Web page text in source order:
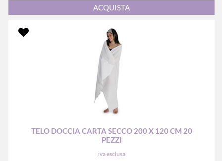
Quantità
ACQUISTA
TELO DOCCIA CARTA SECCO 200 X 120 CM 20
PEZZI
iva esclusa